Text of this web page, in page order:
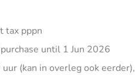
tax pppn
until 1 Jun 2026
(kan in overleg ook eerder),